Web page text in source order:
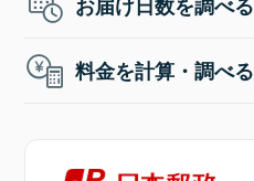
料金を計算・調べる